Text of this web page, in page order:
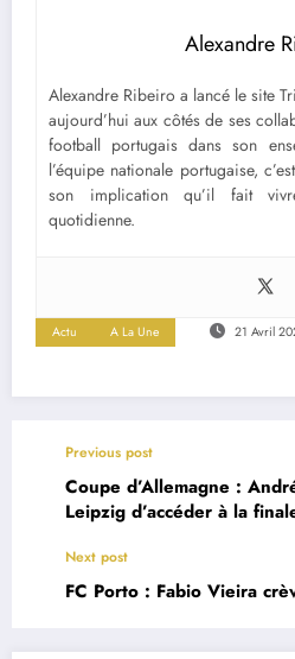
Alexandre
Alexandre Ribeiro a lancé le site
aujourd’hui aux côtés de ses
football portugais dans son
l’équipe nationale portugaise,
son implication qu’il fait
quotidienne.
Actu A La Une 21 Avril
Previous post
Coupe d’Allemagne :
Leipzig d’accéder à la
Next post
FC Porto : Fabio Vieira